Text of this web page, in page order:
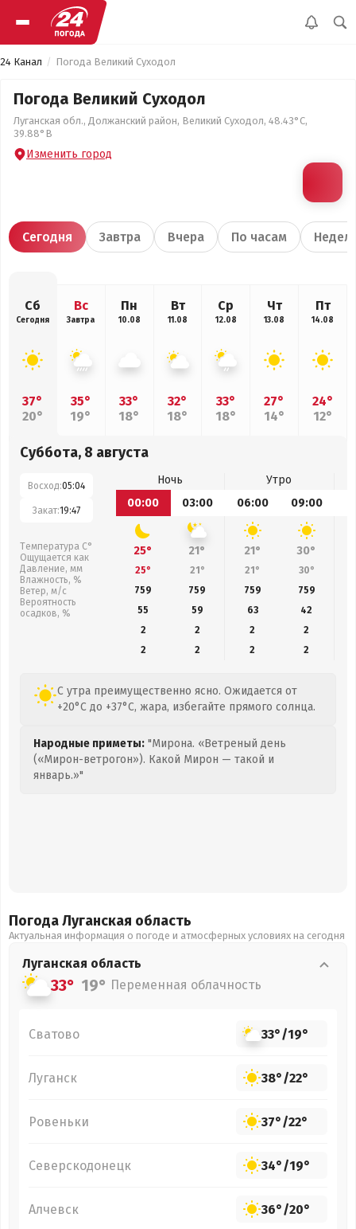
24 Канал Погода Великий Суходол
Погода Великий Суходол
Луганская обл., Должанский район, Великий Суходол, 48.43°С,
39.88°В
Изменить город
Сегодня Завтра Вчера По часам
Сб
Сегодня
37°
20°
Вс
Завтра
35°
19°
Пн
10.08
33°
18°
Вт
11.08
32°
18°
Ср
12.08
33°
18°
Чт
13.08
27°
14°
Пт
14.08
24°
12°
Суббота, 8 августа
Восход:05:04
Закат:19:47
Температура С°
Ощущается как
Давление, мм
Влажность, %
Ветер, м/с
Вероятность
осадков, %
Ночь
Утро
00:00
03:00 06:00 09:00
25° 21° 21° 30°
25° 21° 21° 30°
759
759 759 759
55
59 63 42
2
2 2
2
2
2 2 2
С утра преимущественно ясно. Ожидается от
+20°C до +37°C, жара, избегайте прямого солнца.
Народные приметы: "Мирона. «Ветреный день
(«Мирон-ветрогон»). Какой Мирон — такой и
январь.»"
Погода Луганская область
Актуальная информация о погоде и атмосферных условиях на сегодня
Луганская область
33° 19° Переменная облачность
Сватово 33°/19°
Луганск 38°/22°
Ровеньки 37°/22°
Северскодонецк 34°/19°
Алчевск 36°/20°